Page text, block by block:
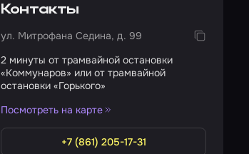
Контакты
ул. Митрофана Седина, д. 99
2 минуты от трамвайной остановки
«Коммунаров» или от трамвайной
остановки «Горького»
Посмотреть на карте
+7 (861) 205-17-31